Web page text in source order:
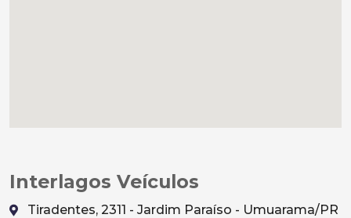
Interlagos Veículos
Tiradentes, 2311 - Jardim Paraíso - Umuarama/PR